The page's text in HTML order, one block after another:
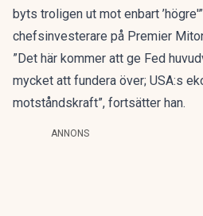
byts troligen ut mot enbart
chefsinvesterare på Premier
”Det här kommer att ge Fed
mycket att fundera över; USA:s
motståndskraft”, fortsätter han.
ANNONS